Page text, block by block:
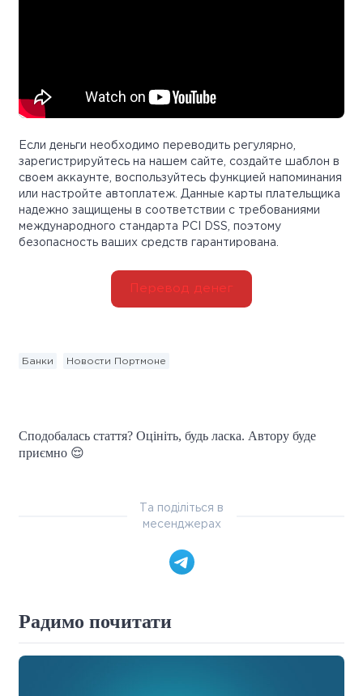
Если деньги необходимо переводить регулярно,
зарегистрируйтесь на нашем сайте, создайте шаблон в
своем аккаунте, воспользуйтесь функцией напоминания
или настройте автоплатеж. Данные карты плательщика
надежно защищены в соответствии с требованиями
международного стандарта PCI DSS, поэтому
безопасность ваших средств гарантирована.
Перевод денег
Банки Новости Портмоне
Сподобалась стаття? Оцініть, будь ласка. Автору буде
приємно 😌
Та поділіться в
месенджерах
Радимо почитати